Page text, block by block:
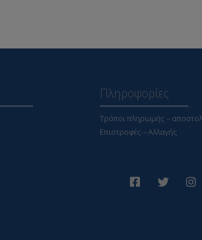
Πληροφορίες
Τρόποι πληρωμής –
Επιστροφές – Αλλαγής